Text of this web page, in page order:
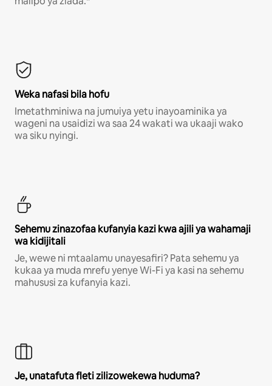
Weka nafasi bila hofu
Imetathminiwa na jumuiya yetu inayoaminika ya
wageni na usaidizi wa saa 24 wakati wa ukaaji wako
wa siku nyingi.
Sehemu zinazofaa kufanyia kazi kwa ajili ya wahamaji
wa kidijitali
Je, wewe ni mtaalamu unayesafiri? Pata sehemu ya
kukaa ya muda mrefu yenye Wi-Fi ya kasi na sehemu
mahususi za kufanyia kazi.
Je, unatafuta fleti zilizowekewa huduma?